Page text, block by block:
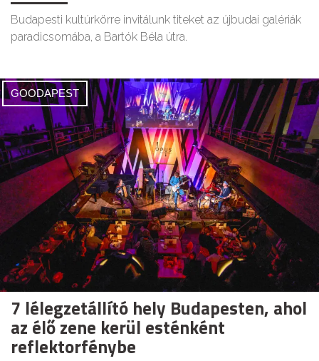
Budapesti kultúrkörre invitálunk titeket az újbudai galériák
paradicsomába, a Bartók Béla útra.
GOODAPEST
7 lélegzetállító hely Budapesten, ahol
az élő zene kerül esténként
reflektorfénybe